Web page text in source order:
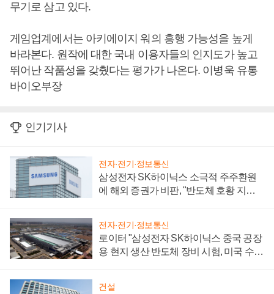
무기로 삼고 있다.
게임업계에서는 아키에이지 워의 흥행 가능성을 높게
바라본다. 원작에 대한 국내 이용자들의 인지도가 높고
뛰어난 작품성을 갖췄다는 평가가 나온다. 이병욱 유통
바이오부장
인기기사
전자·전기·정보통신
삼성전자 SK하이닉스 소극적 주주환원
에 해외 증권가 비판, "반도체 호황 지속
전자·전기·정보통신
로이터 "삼성전자 SK하이닉스 중국 공장
용 현지 생산 반도체 장비 시험, 미국 수출
건설